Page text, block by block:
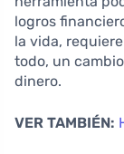
logros
la vida,
todo, un
dinero.
VER TAMBIÉN: